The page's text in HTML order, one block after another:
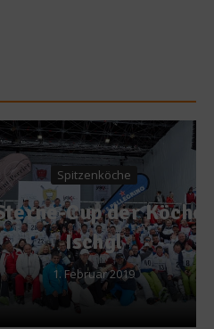
der Köche in
2019